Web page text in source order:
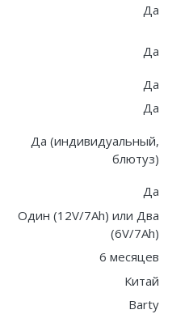
Да
Да
Да
Да
Да (индивидуальный,
блютуз)
Да
Один (12V/7Ah) или Два
(6V/7Ah)
6 месяцев
Китай
Barty